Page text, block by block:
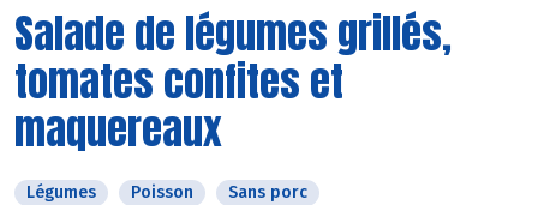
Salade de légumes grillés,
tomates confites et
maquereaux
Légumes Poisson Sans porc